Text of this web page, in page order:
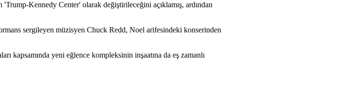
'Trump-Kennedy Center' olarak değiştirileceğini açıklamış, ardından
sergileyen müzisyen Chuck Redd, Noel arifesindeki konserinden
kapsamında yeni eğlence kompleksinin inşaatına da eş zamanlı